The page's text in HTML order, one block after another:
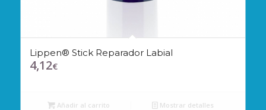
Lippen® Stick Reparador Labial
4,12€
Añadir al carrito Mostrar detalles